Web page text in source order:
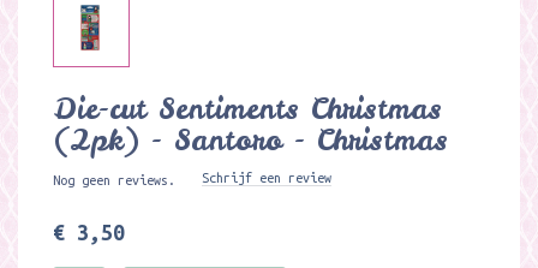
Die-cut Sentiments Christmas
(2pk) - Santoro - Christmas
Nog geen reviews. Schrijf een review
€ 3,50